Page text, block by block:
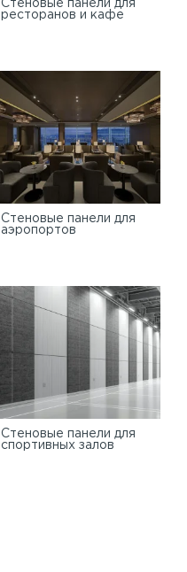
Стеновые панели для
ресторанов и кафе
Стеновые панели для
аэропортов
Стеновые панели для
спортивных залов